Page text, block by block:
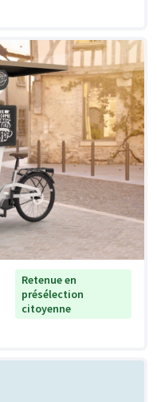
Retenue en
présélection
citoyenne